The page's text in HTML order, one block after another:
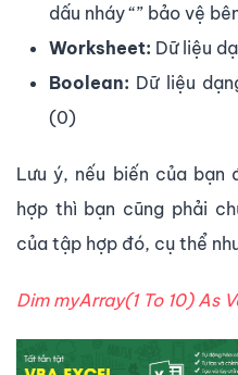
dấu nháy “” bảo vệ
Worksheet: Dữ liệu
Boolean: Dữ liệu
(0)
Lưu ý, nếu biến của
hợp thì bạn cũng phải
của tập hợp đó, cụ thể
Dim myArray(1 To 10) As